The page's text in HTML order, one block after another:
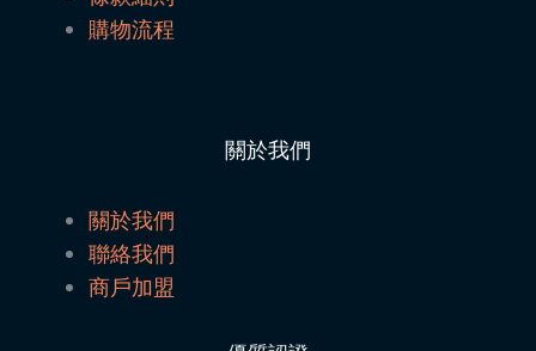
購物流程
關於我們
關於我們
聯絡我們
商戶加盟